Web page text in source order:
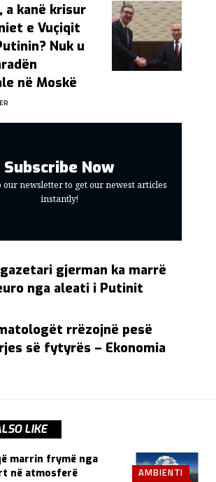
a kanë krisur
e Vuçiqit
Nuk u
në Moskë
Subscribe Now
our newsletter to get our newest articles
instantly!
gjerman ka marrë
nga aleati i Putinit
rrëzojnë pesë
së fytyrës – Ekonomia
LIKE
AMBIENTI
marrin frymë nga
në atmosferë